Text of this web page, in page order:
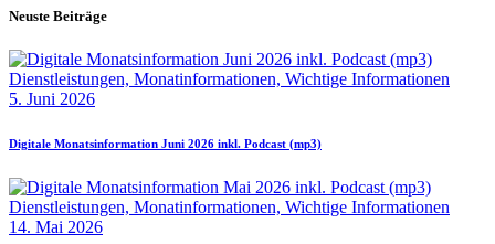
Neuste Beiträge
Dienstleistungen, Monatinformationen, Wichtige Informationen
5. Juni 2026
Digitale Monatsinformation Juni 2026 inkl. Podcast (mp3)
Dienstleistungen, Monatinformationen, Wichtige Informationen
14. Mai 2026